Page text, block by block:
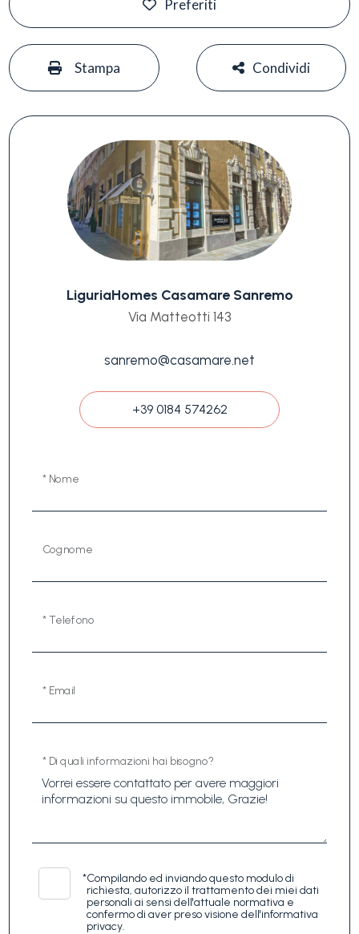
Preferiti
Stampa Condividi
LiguriaHomes Casamare Sanremo
Via Matteotti 143
sanremo@casamare.net
+39 0184 574262
* Nome
Cognome
* Telefono
* Email
* Di quali informazioni hai bisogno?
*Compilando ed inviando questo modulo di
richiesta, autorizzo il trattamento dei miei dati
personali ai sensi dell'attuale normativa e
confermo di aver preso visione dell'informativa
privacy.